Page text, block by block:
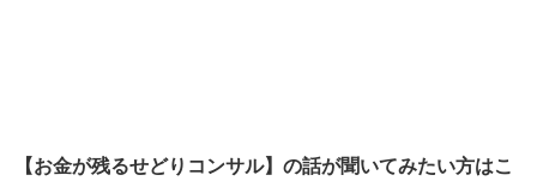
【お金が残るせどりコンサル】 の話が聞いてみたい方はこ